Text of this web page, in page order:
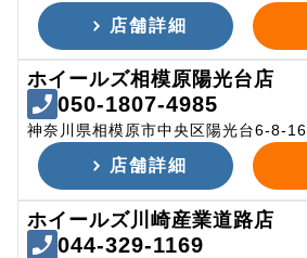
店舗詳細
ホイールズ相模原陽光台店
050-1807-4985
神奈川県相模原市中央区陽光台6-8-16
店舗詳細
ホイールズ川崎産業道路店
044-329-1169